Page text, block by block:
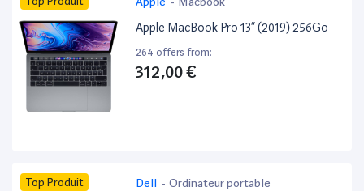
Apple MacBook Pro 13” (2019) 256Go
264 offers from:
312,00 €
Top Produit Dell - Ordinateur portable